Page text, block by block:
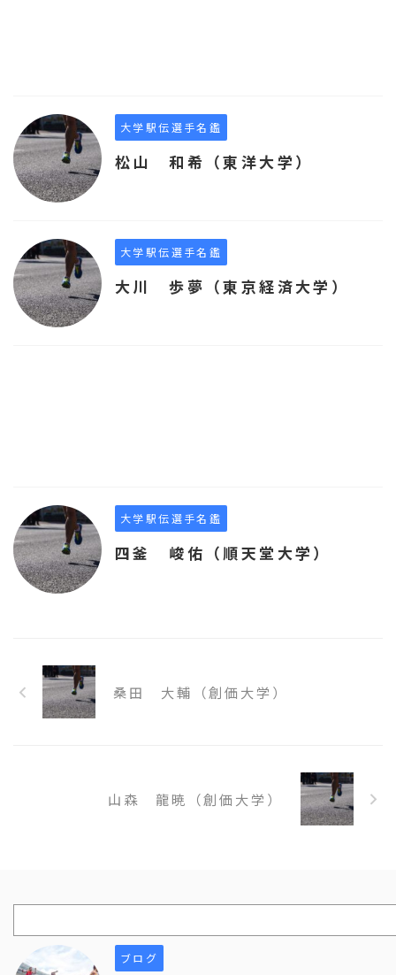
大学駅伝選手名鑑
松山 和希（東洋大学）
大学駅伝選手名鑑
大川 歩夢（東京経済大学）
大学駅伝選手名鑑
四釜 峻佑（順天堂大学）
桑田 大輔（創価大学）
山森 龍暁（創価大学）
ブログ